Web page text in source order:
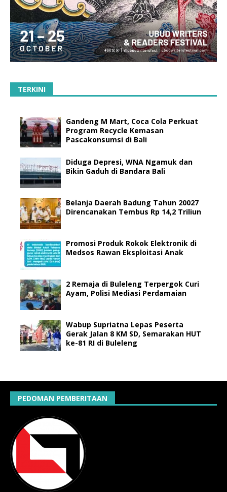
TERKINI
Gandeng M Mart, Coca Cola Perkuat
Program Recycle Kemasan
Pascakonsumsi di Bali
Diduga Depresi, WNA Ngamuk dan
Bikin Gaduh di Bandara Bali
Belanja Daerah Badung Tahun 20027
Direncanakan Tembus Rp 14,2 Triliun
Promosi Produk Rokok Elektronik di
Medsos Rawan Eksploitasi Anak
2 Remaja di Buleleng Terpergok Curi
Ayam, Polisi Mediasi Perdamaian
Wabup Supriatna Lepas Peserta
Gerak Jalan 8 KM SD, Semarakan HUT
ke-81 RI di Buleleng
PEDOMAN PEMBERITAAN